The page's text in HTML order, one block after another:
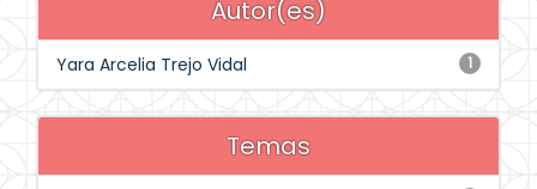
Autor(es)
1
Yara Arcelia Trejo Vidal
Temas